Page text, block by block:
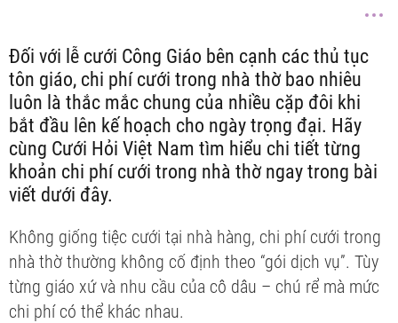
Đối với lễ cưới Công Giáo bên cạnh các thủ tục
tôn giáo, chi phí cưới trong nhà thờ bao nhiêu
luôn là thắc mắc chung của nhiều cặp đôi khi
bắt đầu lên kế hoạch cho ngày trọng đại. Hãy
cùng Cưới Hỏi Việt Nam tìm hiểu chi tiết từng
khoản chi phí cưới trong nhà thờ ngay trong bài
viết dưới đây.
Không giống tiệc cưới tại nhà hàng, chi phí cưới trong
nhà thờ thường không cố định theo “gói dịch vụ”. Tùy
từng giáo xứ và nhu cầu của cô dâu – chú rể mà mức
chi phí có thể khác nhau.